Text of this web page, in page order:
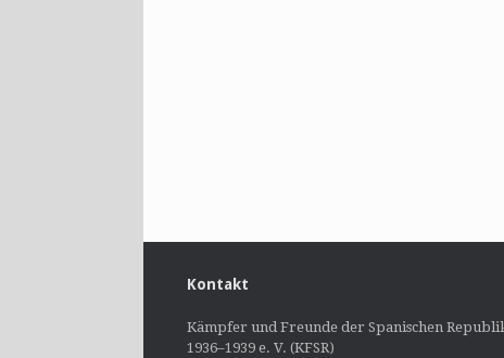
Kontakt
Kämpfer und Freunde der Spanischen
1936–1939 e. V. (KFSR)